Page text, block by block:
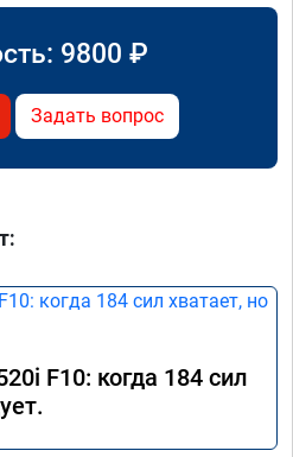
9800 ₽
Задать вопрос
F10: когда 184 сил